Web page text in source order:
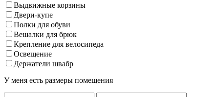
Выдвижные корзины
Двери-купе
Полки для обуви
Вешалки для брюк
Крепление для велосипеда
Освещение
Держатели швабр
У меня есть размеры помещения